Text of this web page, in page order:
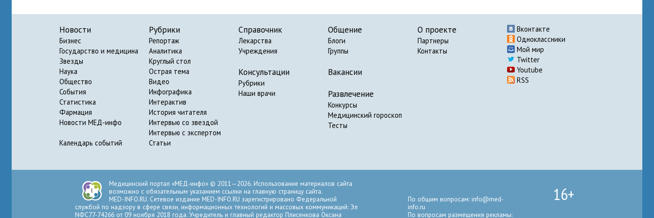
Новости
Бизнес
Государство и медицина
Звезды
Наука
Общество
События
Статистика
Фармация
Новости МЕД-инфо
Календарь событий
Рубрики
Репортаж
Аналитика
Круглый стол
Острая тема
Видео
Инфографика
Интерактив
История читателя
Интервью со звездой
Интервью с экспертом
Статьи
Справочник
Лекарства
Учреждения
Консультации
Рубрики
Наши врачи
Общение
Блоги
Группы
Вакансии
Развлечение
Конкурсы
Медицинский гороскоп
Тесты
О проекте
Партнеры
Контакты
Вконтакте
Одноклассники
Мой мир
Twitter
Youtube
RSS
Медицинский портал «МЕД-инфо» © 2011—2026. Использование материалов сайта
возможно с обязательным указанием ссылки на главную страницу сайта.
MED-INFO.RU. Сетевое издание MED-INFO.RU зарегистрировано Федеральной
службой по надзору в сфере связи, информационных технологий и массовых коммуникаций: Эл
NФС77-74266 от 09 ноября 2018 года. Учредитель и главный редактор Плисенкова Оксана
По общим вопросам: info@med-
info.ru
По вопросам размещения рекламы:
16+